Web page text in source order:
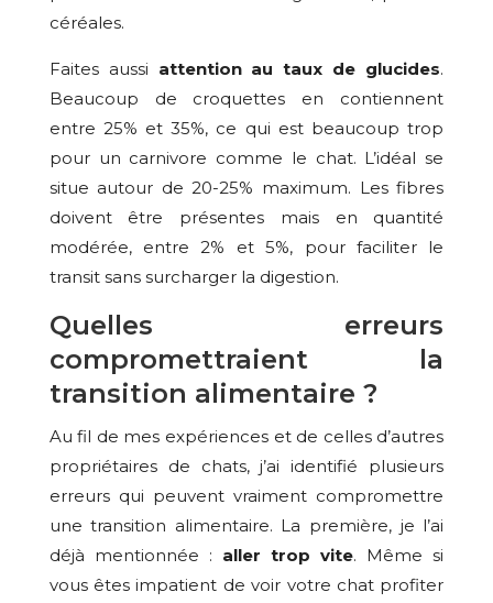
céréales.
Faites aussi attention au taux de glucides.
Beaucoup de croquettes en contiennent
entre 25% et 35%, ce qui est beaucoup trop
pour un carnivore comme le chat. L’idéal se
situe autour de 20-25% maximum. Les fibres
doivent être présentes mais en quantité
modérée, entre 2% et 5%, pour faciliter le
transit sans surcharger la digestion.
Quelles erreurs
compromettraient la
transition alimentaire ?
Au fil de mes expériences et de celles d’autres
propriétaires de chats, j’ai identifié plusieurs
erreurs qui peuvent vraiment compromettre
une transition alimentaire. La première, je l’ai
déjà mentionnée : aller trop vite. Même si
vous êtes impatient de voir votre chat profiter